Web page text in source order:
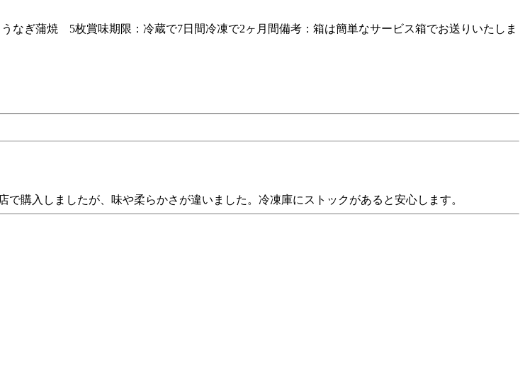
なぎ蒲焼 5枚賞味期限：冷蔵で7日間冷凍で2ヶ月間備考：箱は簡単なサービス箱でお送りいたしま
購入しましたが、味や柔らかさが違いました。冷凍庫にストックがあると安心します。